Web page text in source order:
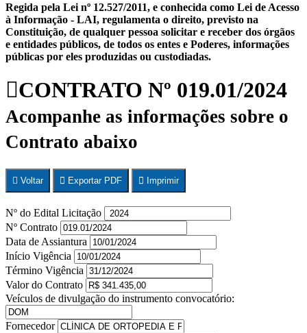
Regida pela Lei nº 12.527/2011, e conhecida como Lei de Acesso
à Informação - LAI, regulamenta o direito, previsto na
Constituição, de qualquer pessoa solicitar e receber dos órgãos
e entidades públicos, de todos os entes e Poderes, informações
públicas por eles produzidas ou custodiadas.
CONTRATO Nº 019.01/2024
Acompanhe as informações sobre o
Contrato abaixo
Voltar Exportar PDF Imprimir
Nº do Edital Licitação
Nº Contrato
Data de Assiantura
Início Vigência
Término Vigência
Valor do Contrato
Veículos de divulgação do instrumento convocatório:
Fornecedor